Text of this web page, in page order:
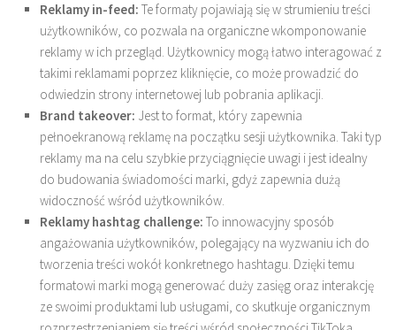
Reklamy in-feed: Te formaty pojawiają się w strumieniu treści
użytkowników, co pozwala na organiczne wkomponowanie
reklamy w ich przegląd. Użytkownicy mogą łatwo interagować z
takimi reklamami poprzez kliknięcie, co może prowadzić do
odwiedzin strony internetowej lub pobrania aplikacji.
Brand takeover: Jest to format, który zapewnia
pełnoekranową reklamę na początku sesji użytkownika. Taki typ
reklamy ma na celu szybkie przyciągnięcie uwagi i jest idealny
do budowania świadomości marki, gdyż zapewnia dużą
widoczność wśród użytkowników.
Reklamy hashtag challenge: To innowacyjny sposób
angażowania użytkowników, polegający na wyzwaniu ich do
tworzenia treści wokół konkretnego hashtagu. Dzięki temu
formatowi marki mogą generować duży zasięg oraz interakcję
ze swoimi produktami lub usługami, co skutkuje organicznym